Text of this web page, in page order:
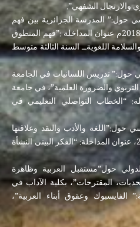
والارتجال الشفهي”.
حول:” المدرسة الجزائرية بين فهم
الخطاب وإنتاجه” بجامعة تلمسان 2018م عنوان المداخلة :”فهم المنطوق
اللغويةــ السنة الثالثة متوسط
حول:” تدريس اللسانيات في الجامعة
التربوي والضرورة العلمية”، في جامعة
المداخلة: “الخطاب التواصلي التعليمي في
حول:”اللغة والأدب والنقد وعلاقتها
بالعلوم ـــ دراسات في بينية” 2018، عنوان المداخلة: “الفكر البيني النشأة
حول”مستقبل العربية وظاهرة
المقترحات”، بكلية الآداب في
الفايسبوك وعقوق أبناء العربية”،